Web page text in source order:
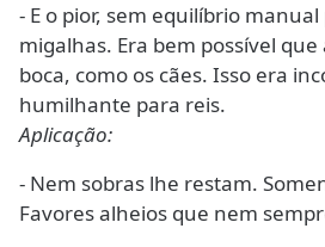
- E o pior, sem equilíbrio
migalhas. Era bem possível
boca, como os cães. Isso era
humilhante para reis.
Aplicação:
- Nem sobras lhe restam.
Favores alheios que nem